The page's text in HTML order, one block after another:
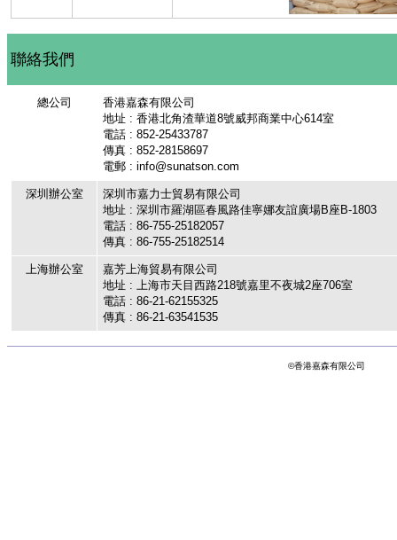
聯絡我們
總公司
香港嘉森有限公司
地址 : 香港北角渣華道8號威邦商業中心614室
電話 : 852-25433787
傳真 : 852-28158697
電郵 : info@sunatson.com
深圳辦公室
深圳市嘉力士貿易有限公司
地址 : 深圳市羅湖區春風路佳寧娜友誼廣場B座B-1803
電話 : 86-755-25182057
傳真 : 86-755-25182514
上海辦公室
嘉芳上海貿易有限公司
地址 : 上海市天目西路218號嘉里不夜城2座706室
電話 : 86-21-62155325
傳真 : 86-21-63541535
©香港嘉森有限公司